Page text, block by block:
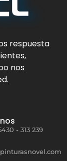
respuesta
nos
- 313 239